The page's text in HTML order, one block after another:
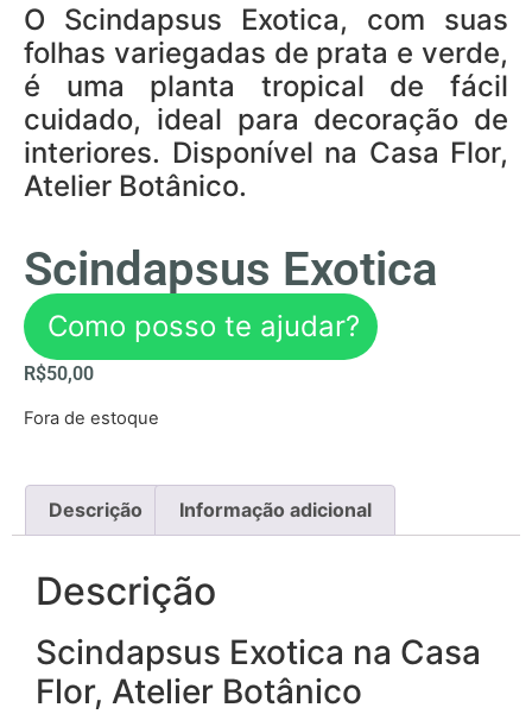
O Scindapsus Exotica, com suas
folhas variegadas de prata e verde,
é uma planta tropical de fácil
cuidado, ideal para decoração de
interiores. Disponível na Casa Flor,
Atelier Botânico.
Scindapsus Exotica
Como posso te ajudar?
R$50,00
Fora de estoque
Descrição Informação adicional
Descrição
Scindapsus Exotica na Casa
Flor, Atelier Botânico